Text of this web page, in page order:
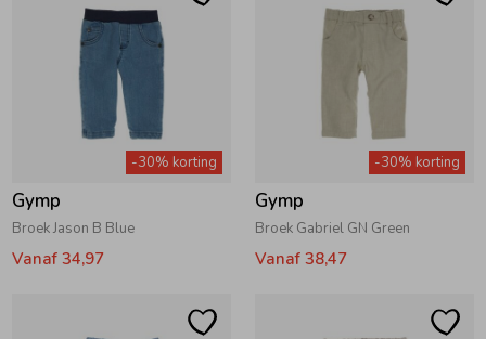
-30% korting
Gymp
Broek Jason B Blue
Vanaf 34,97
-30% korting
Gymp
Broek Gabriel GN Green
Vanaf 38,47